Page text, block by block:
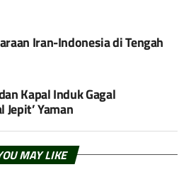
Iran-Indonesia di Tengah
Kapal Induk Gagal
Jepit’ Yaman
MAY LIKE